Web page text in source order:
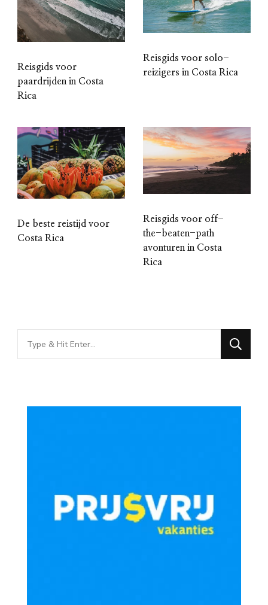
Reisgids voor
paardrijden in Costa
Rica
Reisgids voor solo-
reizigers in Costa Rica
De beste reistijd voor
Costa Rica
Reisgids voor off-
the-beaten-path
avonturen in Costa
Rica
Looking
for